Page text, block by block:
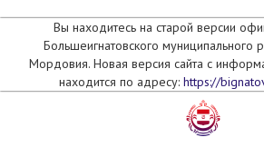
Вы находитесь на старой версии
Большеигнатовского муниципального
Мордовия. Новая версия сайта с
находится по адресу: https://